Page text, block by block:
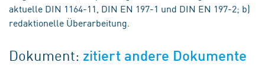
aktuelle DIN 1164-11, DIN EN 197-1 und DIN EN 197-2; b)
redaktionelle Überarbeitung.
Dokument: zitiert andere Dokumente